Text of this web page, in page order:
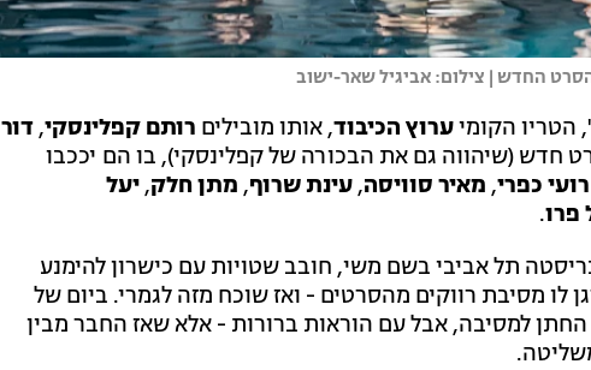
החדש | צילום: אביגיל שאר-ישוב
הטריו הקומיערוץ הכיבוד, אותו מובילים רותם קפלינסקי,דור
חדש (שיהווה גם את הבכורה של קפלינסקי), בו הם יככבו
רועי כפרי, מאיר סוויסה,עינת שרוף, מתן חלק,יעל
פרו.
תל אביבי בשם משי, חובב שטויות עם כישרון להימנע
לו מסיבת רווקים מהסרטים - ואז שוכח מזה לגמרי. ביום של
למסיבה, אבל עם הוראות ברורות - אלא שאז החבר מבין